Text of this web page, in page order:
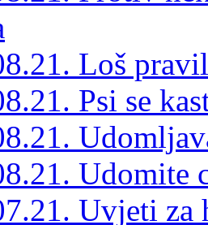
Loš
Psi se
Udomite
Uvjeti za